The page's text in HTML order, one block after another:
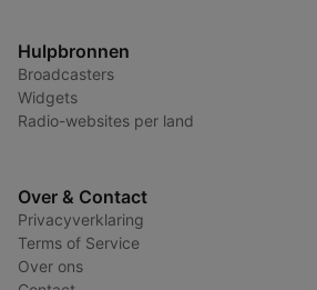
Hulpbronnen
Broadcasters
Widgets
Radio-websites per land
Over & Contact
Privacyverklaring
Terms of Service
Over ons